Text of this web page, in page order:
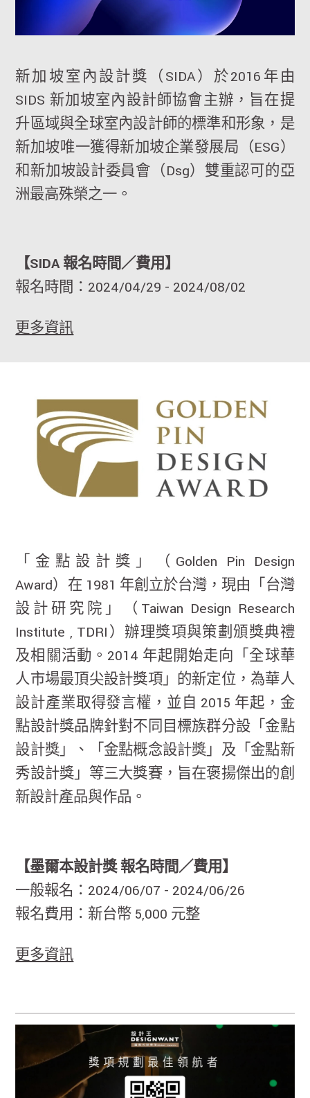
新加坡室內設計獎（SIDA）於2016年由
SIDS 新加坡室內設計師協會主辦，旨在提
升區域與全球室內設計師的標準和形象，是
新加坡唯一獲得新加坡企業發展局（ESG）
和新加坡設計委員會（Dsg）雙重認可的亞
洲最高殊榮之一。
【SIDA 報名時間／費用】
報名時間：2024/04/29 - 2024/08/02
更多資訊
「金點設計獎」（Golden Pin Design
Award）在 1981 年創立於台灣，現由「台灣
設計研究院」（Taiwan Design Research
Institute , TDRI）辦理獎項與策劃頒獎典禮
及相關活動。2014 年起開始走向「全球華
人市場最頂尖設計獎項」的新定位，為華人
設計產業取得發言權，並自 2015 年起，金
點設計獎品牌針對不同目標族群分設「金點
設計獎」、「金點概念設計獎」及「金點新
秀設計獎」等三大獎賽，旨在褒揚傑出的創
新設計產品與作品。
【墨爾本設計獎 報名時間／費用】
一般報名：2024/06/07 - 2024/06/26
報名費用：新台幣 5,000 元整
更多資訊